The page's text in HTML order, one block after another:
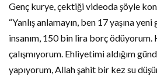
Genç kurye, çektiği videoda şöyle
“Yanlış anlamayın, ben 17 yaşına
insanım, 150 bin lira borç
çalışmıyorum. Ehliyetimi aldığım
yapıyorum, Allah şahit bir kez su